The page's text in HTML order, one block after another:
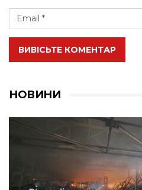
ВИВІСЬТЕ КОМЕНТАР
НОВИНИ